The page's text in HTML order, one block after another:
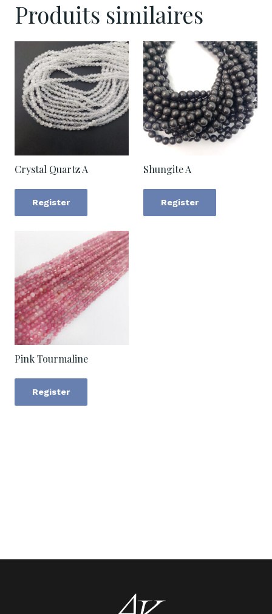
Produits similaires
Crystal Quartz A
Register
Shungite A
Register
Pink Tourmaline
Register